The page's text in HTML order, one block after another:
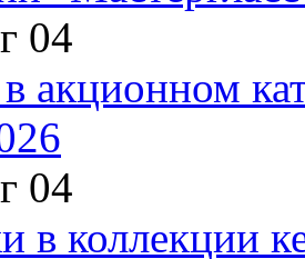
04
акционном
04
в коллекции